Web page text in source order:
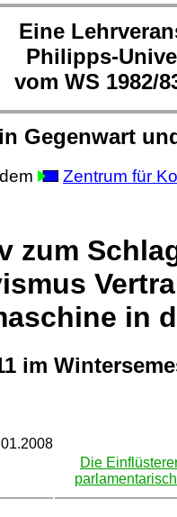
Eine
Philipps-
vom WS 1982/
Gegenwart
Zentrum für
zum
in
im
Die